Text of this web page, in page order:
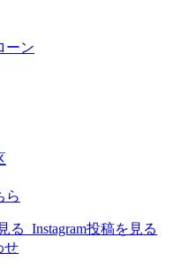
ーン
ら
る Instagram投稿を見る
せ